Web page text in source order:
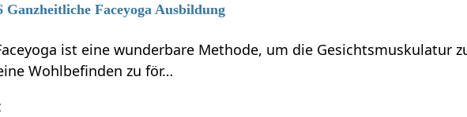
Ganzheitliche Faceyoga Ausbildung
ist eine wunderbare Methode, um die Gesichtsmuskulatur
Wohlbefinden zu för…